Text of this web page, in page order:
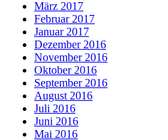
März 2017
Februar 2017
Januar 2017
Dezember 2016
November 2016
Oktober 2016
September 2016
August 2016
Juli 2016
Juni 2016
Mai 2016